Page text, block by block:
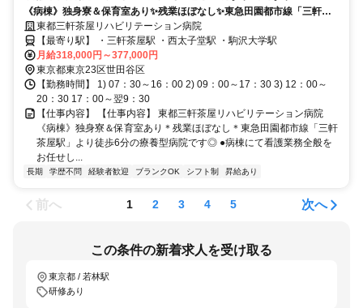
《病棟》独身寮＆保育室あり✨残業ほぼなし✨東急田園都市線「三軒茶
屋駅」より徒歩6分の療養型病院です⭕
東都三軒茶屋リハビリテーション病院
【最寄り駅】 ・三軒茶屋駅 ・西太子堂駅 ・駒沢大学駅
月給318,000円～377,000円
東京都東京23区世田谷区
【勤務時間】 1) 07：30～16：00 2) 09：00～17：30 3) 12：00～
20：30 17：00～翌9：30
【仕事内容】 【仕事内容】 東都三軒茶屋リハビリテーション病院
《病棟》独身寮＆保育室あり＊残業ほぼなし＊東急田園都市線「三軒
茶屋駅」より徒歩6分の療養型病院です◎ ●病棟にて看護業務全般を
お任せし...
長期 学歴不問 経験者歓迎 ブランクOK シフト制 昇給あり
前へ 1 2 3 4 5 次へ
この条件の新着求人を受け取る
東京都 / 若林駅
研修あり